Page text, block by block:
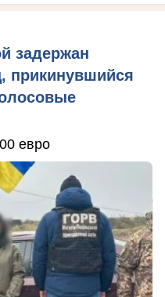
задержан
прикинувшийся
евро